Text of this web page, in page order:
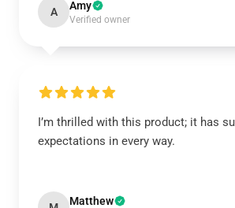
A Amy
Verified owner
I’m thrilled with this product; it has
expectations in every way.
Matthew